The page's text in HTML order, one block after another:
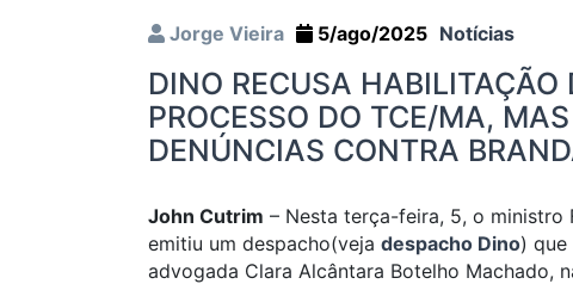
Jorge Vieira 5/ago/2025 Notícias
DINO RECUSA HABILITAÇÃO
PROCESSO DO TCE/MA,
DENÚNCIAS CONTRA
John Cutrim – Nesta terça-feira, 5, o ministro
emitiu um despacho(veja despacho Dino) que
advogada Clara Alcântara Botelho Machado,